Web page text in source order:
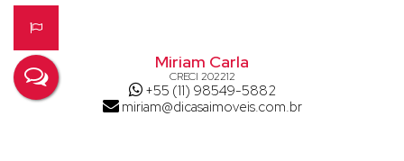
Miriam Carla
CRECI 202212
+55 (11) 98549-5882
miriam@dicasaimoveis.com.br